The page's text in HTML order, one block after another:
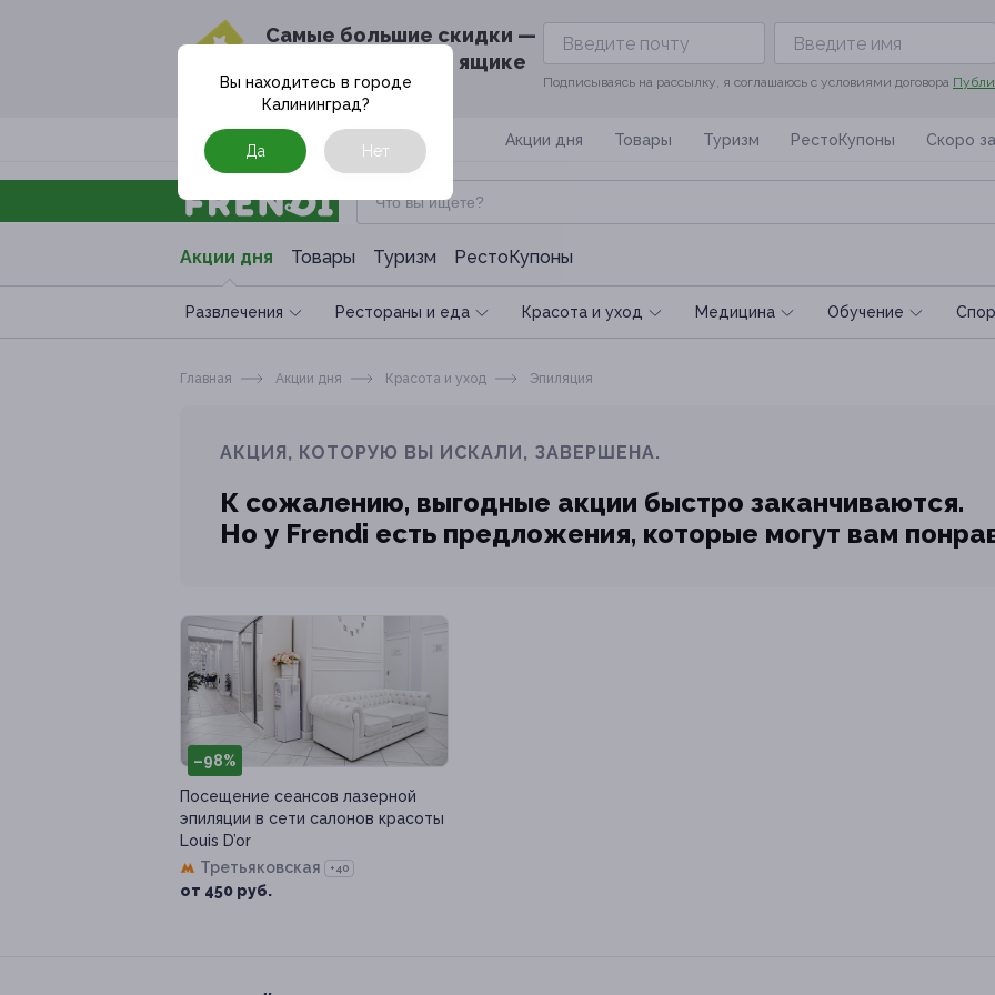
Cамые большие скидки —
в твоём почтовом ящике
Подписываясь на рассылку, я соглашаюсь с условиями договора
Москва Акции дня Товары Туризм РестоКупоны Скоро
Акции дня Товары Туризм РестоКупоны
Развлечения Рестораны и еда Красота и уход Медицина Обучение
Вы находитесь в городе
Калининград?
Да Нет
Главная Акции дня Красота и уход Эпиляция
АКЦИЯ, КОТОРУЮ ВЫ ИСКАЛИ, ЗАВЕРШЕНА.
К сожалению, выгодные акции быстро заканчиваются.
Но у Frendi есть предложения, которые могут вам
–98%
Посещение сеансов лазерной
эпиляции в сети салонов красоты
Louis D’or
Третьяковская
+40
от 450 руб.